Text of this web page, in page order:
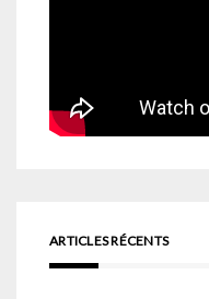
ARTICLES RÉCENTS